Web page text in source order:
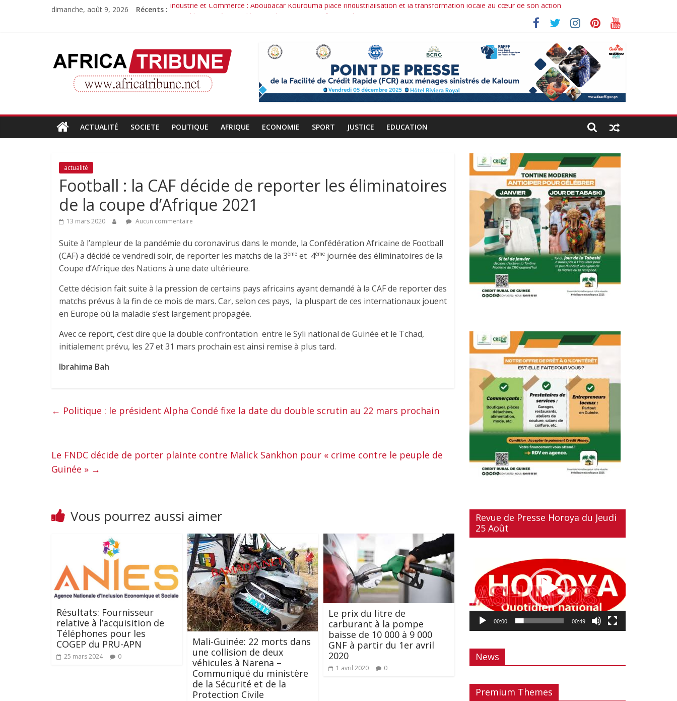
dimanche, août 9, 2026 Récents : Industrie et Commerce : Aboubacar Kourouma place l’industrialisation et la transformation locale au cœur de son action
Djiba Diakité reconduit : la confiance renouvelée envers un homme de résultats
Le parcours inspirant d’un officier au service du Président et de son pays.
AfricaTribune
d'informations
ACTUALITÉ SOCIETE POLITIQUE AFRIQUE ECONOMIE SPORT JUSTICE EDUCATION
actualité
Football : la CAF décide de reporter les éliminatoires
de la coupe d’Afrique 2021
13 mars 2020 Aucun commentaire
Suite à l’ampleur de la pandémie du coronavirus dans le monde, la Confédération Africaine de Football
(CAF) a décidé ce vendredi soir, de reporter les matchs de la 3ème et 4ème journée des éliminatoires de la
Coupe d’Afrique des Nations à une date ultérieure.
Cette décision fait suite à la pression de certains pays africains ayant demandé à la CAF de reporter des
matchs prévus à la fin de ce mois de mars. Car, selon ces pays, la pluspart de ces internationaux jouent
en Europe où la maladie s’est largement propagée.
Avec ce report, c’est dire que la double confrontation entre le Syli national de Guinée et le Tchad,
initialement prévu, les 27 et 31 mars prochain est ainsi remise à plus tard.
Ibrahima Bah
← Politique : le président Alpha Condé fixe la date du double scrutin au 22 mars prochain
Le FNDC décide de porter plainte contre Malick Sankhon pour « crime contre le peuple de
Guinée » →
Vous pourrez aussi aimer
Résultats: Fournisseur
relative à l’acquisition de
Téléphones pour les
COGEP du PRU-APN
25 mars 2024 0
Mali-Guinée: 22 morts dans
une collision de deux
véhicules à Narena –
Communiqué du ministère
de la Sécurité et de la
Protection Civile
Le prix du litre de
carburant à la pompe
baisse de 10 000 à 9 000
GNF à partir du 1er avril
2020
1 avril 2020 0
Revue de Presse Horoya du Jeudi
25 Août
00:00 00:49
News
Premium Themes